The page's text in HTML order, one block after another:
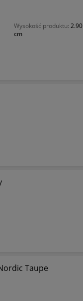
Wysokość produktu:2.90
cm
Taupe